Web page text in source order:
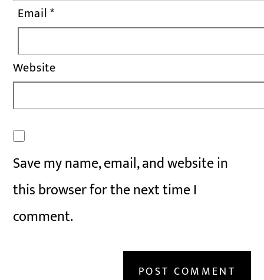
Email*
Website
Save my name, email, and website in
this browser for the next time I
comment.